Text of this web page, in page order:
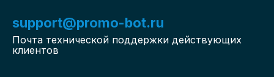
support@promo-bot.ru
Почта технической поддержки действующих
клиентов